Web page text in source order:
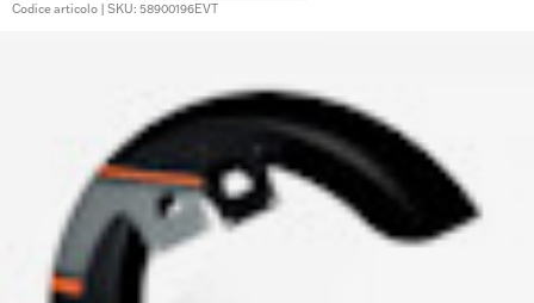
Codice articolo | SKU: 58900196EVT